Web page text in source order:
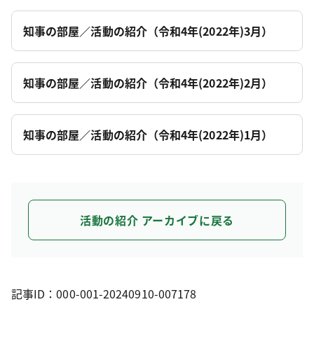
知事の部屋／活動の紹介（令和4年(2022年)3月）
知事の部屋／活動の紹介（令和4年(2022年)2月）
知事の部屋／活動の紹介（令和4年(2022年)1月）
活動の紹介 アーカイブに戻る
記事ID：000-001-20240910-007178